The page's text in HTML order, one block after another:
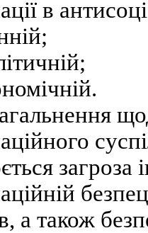
в
загроза
а також